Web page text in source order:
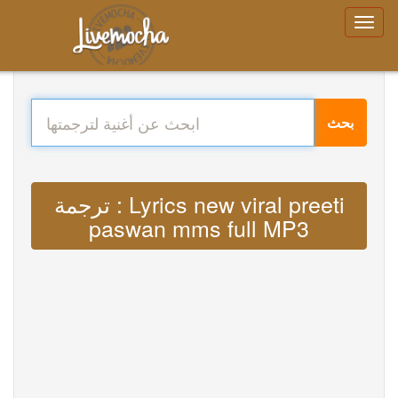
بحث
ترجمة : Lyrics new viral preeti
paswan mms full MP3